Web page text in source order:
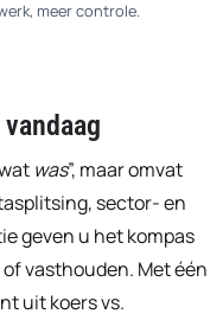
meer controle.
was”, maar omvat
sector- en
geven u het kompas
vasthouden. Met één
uit koers vs.